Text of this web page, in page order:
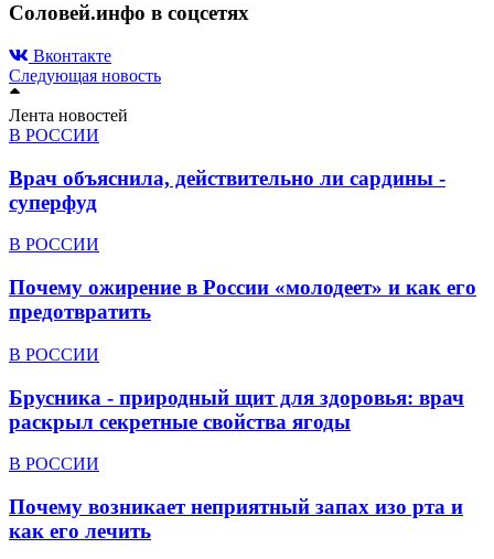
Соловей.инфо в соцсетях
Вконтакте
Следующая новость
Лента новостей
В РОССИИ
Врач объяснила, действительно ли сардины -
суперфуд
В РОССИИ
Почему ожирение в России «молодеет» и как его
предотвратить
В РОССИИ
Брусника - природный щит для здоровья: врач
раскрыл секретные свойства ягоды
В РОССИИ
Почему возникает неприятный запах изо рта и
как его лечить